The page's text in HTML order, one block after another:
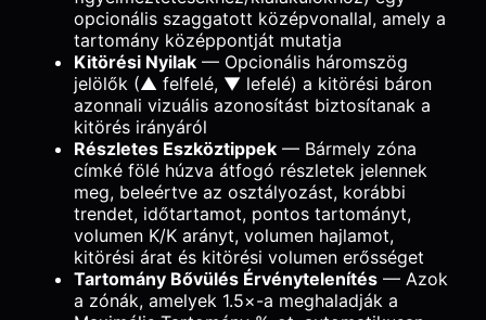
opcionális szaggatott középvonallal, amely a
tartomány középpontját mutatja
Kitörési Nyilak — Opcionális háromszög
jelölők (▲ felfelé, ▼ lefelé) a kitörési báron
azonnali vizuális azonosítást biztosítanak a
kitörés irányáról
Részletes Eszköztippek — Bármely zóna
címké fölé húzva átfogó részletek jelennek
meg, beleértve az osztályozást, korábbi
trendet, időtartamot, pontos tartományt,
volumen K/K arányt, volumen hajlamot,
kitörési árat és kitörési volumen erősséget
Tartomány Bővülés Érvénytelenítés — Azok
a zónák, amelyek 1.5×-a meghaladják a